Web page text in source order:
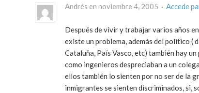
Andrés en noviembre 4, 2005 · Accede
Después de vivir y trabajar varios años
existe un problema, además del político (
Cataluña, País Vasco, etc) también hay
como ingenieros despreciaban a un
ellos también lo sienten por no ser de la
inmigrantes se sienten discriminados, si,